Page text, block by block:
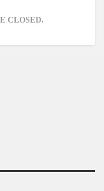
CLOSED.